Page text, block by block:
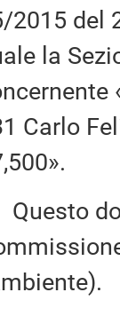
2015 del
la
Carlo